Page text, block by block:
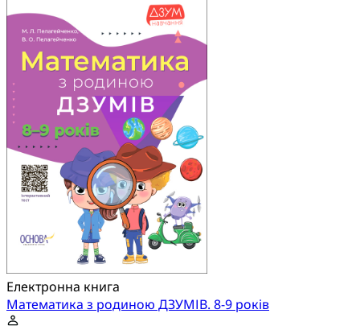
Електронна книга
Математика з родиною ДЗУМІВ. 8-9 років